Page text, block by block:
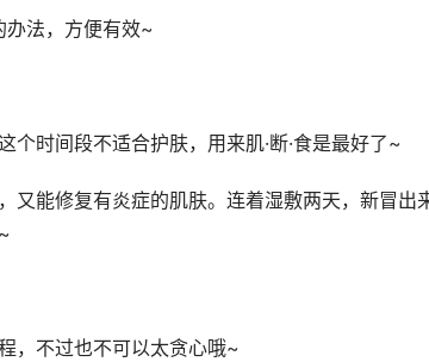
办法，方便有效~
时间段不适合护肤，用来肌·断·食是最好了~
能修复有炎症的肌肤。连着湿敷两天，新冒出
，不过也不可以太贪心哦~